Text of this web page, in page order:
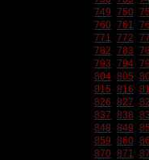
749 750
760 761
771 772
782 783
793 794
804 805
815 816
826 827
837 838
848 849
859 860
870 871